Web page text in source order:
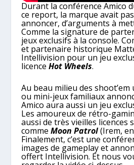
Durant la conférence Amico
ce report, la marque avait
annoncer, d’arguments à
Comme la signature de
jeux exclusifs à la console.
et partenaire historique
Intellivision pour un jeu
licenceHot Wheels.
Au beau milieu des
ou mini-jeux familiaux
Amico aura aussi un jeu
Les amoureux de rétro-
aussi de très vieilles licences
commeMoon Patrol(Irem,
Finalement, c’est une
images de gameplay et
offert Intellivision. Et nous